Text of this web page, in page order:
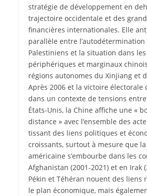
stratégie de développement en
trajectoire occidentale et des
financières internationales. Elle
parallèle entre l’autodétermination
Palestiniens et la situation dans
périphériques et marginaux
régions autonomes du Xinjiang et
Après 2006 et la victoire électorale
dans un contexte de tensions entre
États-Unis, la Chine affiche une «
distance » avec l’ensemble des
tissant des liens politiques et
croissants, surtout à mesure que
américaine s’embourbe dans les
Afghanistan (2001-2021) et en Irak
Pékin et Téhéran nouent des liens
le plan économique, mais